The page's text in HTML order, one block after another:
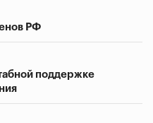
РФ
поддержке